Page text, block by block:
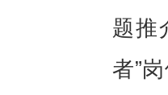
题推
者”